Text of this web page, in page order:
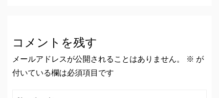
コメントを残す
メールアドレスが公開されることはありません。 ※ が
付いている欄は必須項目です